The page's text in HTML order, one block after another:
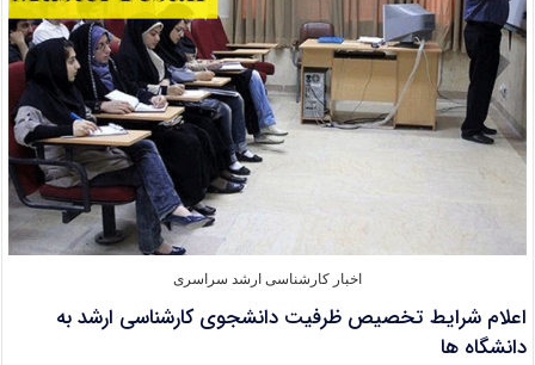
رشته‌ها
در
مقاطع
مختلف
تحصیلی
اخبار کارشناسی ارشد سراسری
اعلام شرایط تخصیص ظرفیت دانشجوی کارشناسی ارشد به
دانشگاه ها